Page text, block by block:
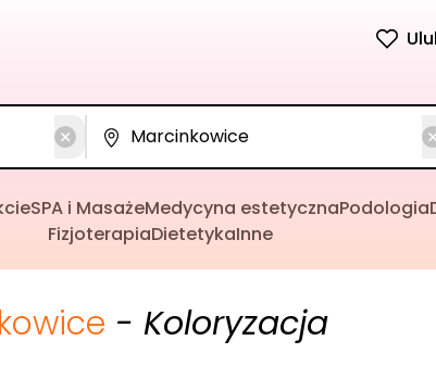
SPA i MasażeMedycyna estetycznaPodologia
FizjoterapiaDietetykaInne
- Koloryzacja